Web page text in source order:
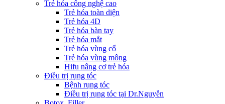
Trẻ hóa công nghệ cao
Trẻ hóa toàn diện
Trẻ hóa 4D
Trẻ hóa bàn tay
Trẻ hóa mắt
Trẻ hóa vùng cổ
Trẻ hóa vùng mông
Hifu nâng cơ trẻ hóa
Điều trị rụng tóc
Bệnh rụng tóc
Điều trị rụng tóc tại Dr.Nguyễn